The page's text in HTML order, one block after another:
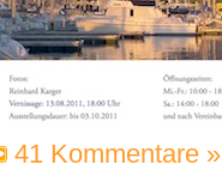
41 Kommentare »